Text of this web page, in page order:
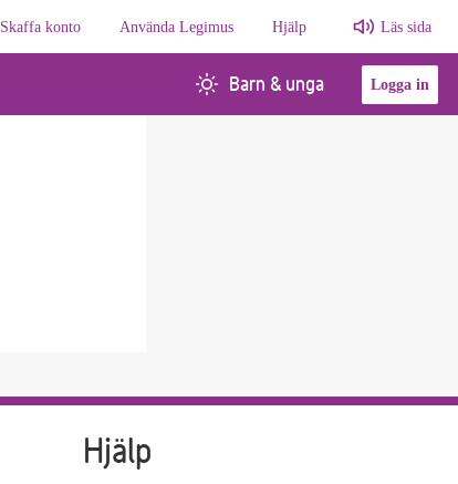
Skaffa konto Använda Legimus Hjälp Läs sida
Barn & unga Logga in
Hjälp